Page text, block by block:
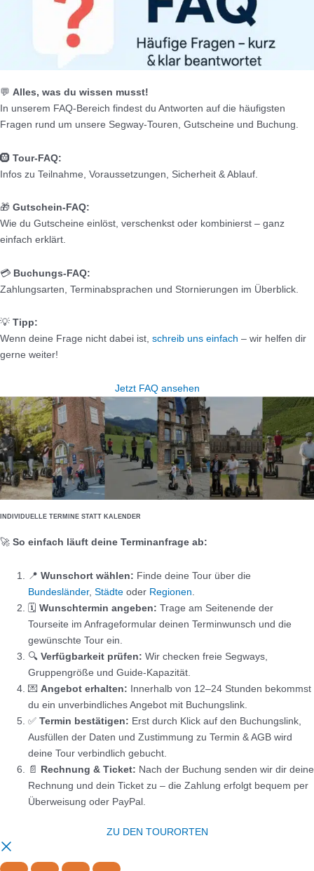
💬 Alles, was du wissen musst!
In unserem FAQ-Bereich findest du Antworten auf die häufigsten
Fragen rund um unsere Segway-Touren, Gutscheine und Buchung.
🛞 Tour-FAQ:
Infos zu Teilnahme, Voraussetzungen, Sicherheit & Ablauf.
🎁 Gutschein-FAQ:
Wie du Gutscheine einlöst, verschenkst oder kombinierst – ganz
einfach erklärt.
💳 Buchungs-FAQ:
Zahlungsarten, Terminabsprachen und Stornierungen im Überblick.
💡 Tipp:
Wenn deine Frage nicht dabei ist, schreib uns einfach – wir helfen dir
gerne weiter!
Jetzt FAQ ansehen
INDIVIDUELLE TERMINE STATT KALENDER
🚀 So einfach läuft deine Terminanfrage ab:
📍 Wunschort wählen: Finde deine Tour über die
Bundesländer, Städte oder Regionen
🗓️ Wunschtermin angeben: Trage am Seitenende der
Tourseite im Anfrageformular deinen Terminwunsch und die
gewünschte Tour ein.
🔍 Verfügbarkeit prüfen: Wir checken freie Segways,
Gruppengröße und Guide-Kapazität.
💌 Angebot erhalten: Innerhalb von 12–24 Stunden bekommst
du ein unverbindliches Angebot mit Buchungslink.
✅ Termin bestätigen: Erst durch Klick auf den Buchungslink,
Ausfüllen der Daten und Zustimmung zu Termin & AGB wird
deine Tour verbindlich gebucht.
📄 Rechnung & Ticket: Nach der Buchung senden wir dir deine
Rechnung und dein Ticket zu – die Zahlung erfolgt bequem per
Überweisung oder PayPal.
ZU DEN TOURORTEN